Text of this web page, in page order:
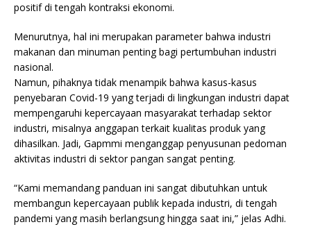
positif di tengah kontraksi ekonomi.
Menurutnya, hal ini merupakan parameter bahwa industri
makanan dan minuman penting bagi pertumbuhan industri
nasional.
Namun, pihaknya tidak menampik bahwa kasus-kasus
penyebaran Covid-19 yang terjadi di lingkungan industri dapat
mempengaruhi kepercayaan masyarakat terhadap sektor
industri, misalnya anggapan terkait kualitas produk yang
dihasilkan. Jadi, Gapmmi menganggap penyusunan pedoman
aktivitas industri di sektor pangan sangat penting.
“Kami memandang panduan ini sangat dibutuhkan untuk
membangun kepercayaan publik kepada industri, di tengah
pandemi yang masih berlangsung hingga saat ini,” jelas Adhi.